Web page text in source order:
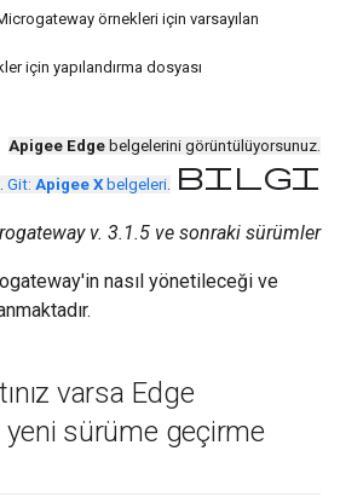
örnekleri için varsayılan
için yapılandırma dosyası
Apigee Edge belgelerini görüntülüyorsunuz.
. Git: Apigee X belgeleri. bilgi
v. 3.1.5 ve sonraki sürümler
nasıl yönetileceği ve
varsa Edge
sürüme geçirme